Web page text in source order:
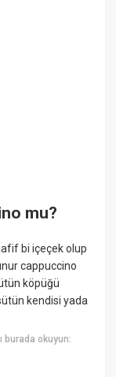
mu?
bi içeçek olup
cappuccino
köpüğü
kendisi yada
burada okuyun: